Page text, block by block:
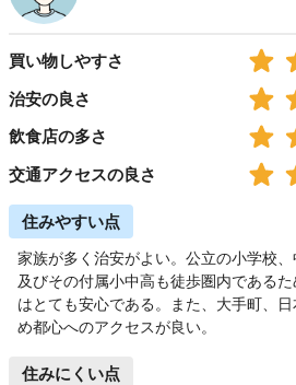
買い物しやすさ
治安の良さ
飲食店の多さ
交通アクセスの良さ
住みやすい点
家族が多く治安がよい。公立の小学校
及びその付属小中高も徒歩圏内である
はとても安心である。また、大手町、
め都心へのアクセスが良い。
住みにくい点